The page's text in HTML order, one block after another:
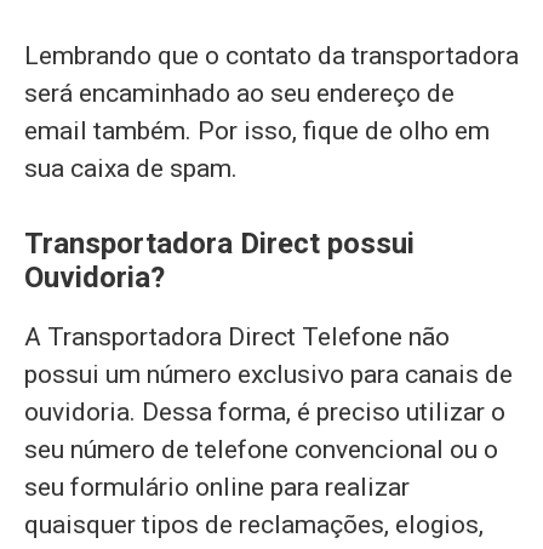
Lembrando que o contato da transportadora
será encaminhado ao seu endereço de
email também. Por isso, fique de olho em
sua caixa de spam.
Transportadora Direct possui
Ouvidoria?
A Transportadora Direct Telefone não
possui um número exclusivo para canais de
ouvidoria. Dessa forma, é preciso utilizar o
seu número de telefone convencional ou o
seu formulário online para realizar
quaisquer tipos de reclamações, elogios,